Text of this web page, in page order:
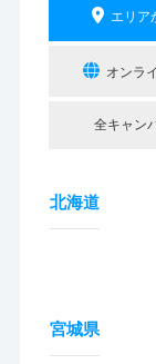
エリア
オンラ
全キャン
北海道
宮城県